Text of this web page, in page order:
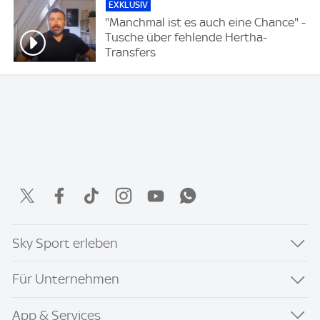
EXKLUSIV
"Manchmal ist es auch eine Chance" -
Tusche über fehlende Hertha-
Transfers
Sky Sport erleben
Für Unternehmen
App & Services